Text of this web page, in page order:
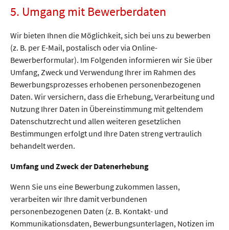
5. Umgang mit Bewerberdaten
Wir bieten Ihnen die Möglichkeit, sich bei uns zu bewerben
(z. B. per E-Mail, postalisch oder via Online-
Bewerberformular). Im Folgenden informieren wir Sie über
Umfang, Zweck und Verwendung Ihrer im Rahmen des
Bewerbungsprozesses erhobenen personenbezogenen
Daten. Wir versichern, dass die Erhebung, Verarbeitung und
Nutzung Ihrer Daten in Übereinstimmung mit geltendem
Datenschutzrecht und allen weiteren gesetzlichen
Bestimmungen erfolgt und Ihre Daten streng vertraulich
behandelt werden.
Umfang und Zweck der Datenerhebung
Wenn Sie uns eine Bewerbung zukommen lassen,
verarbeiten wir Ihre damit verbundenen
personenbezogenen Daten (z. B. Kontakt- und
Kommunikationsdaten, Bewerbungsunterlagen, Notizen im